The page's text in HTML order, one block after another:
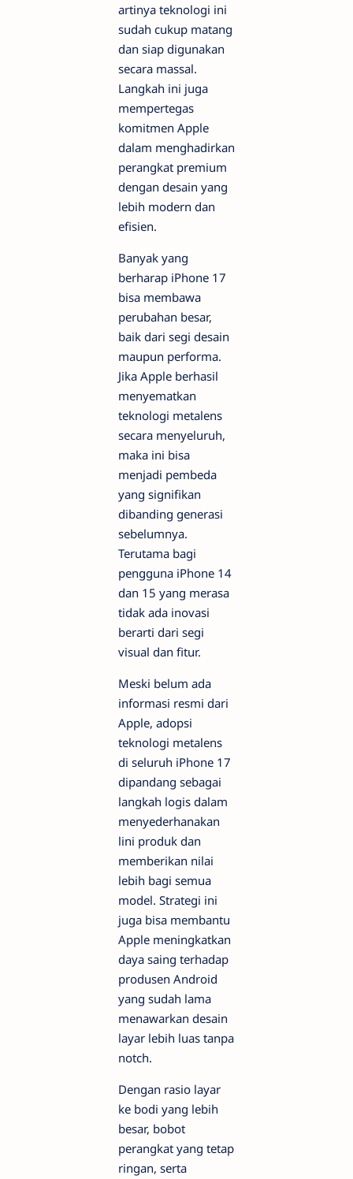
artinya teknologi ini
sudah cukup matang
dan siap digunakan
secara massal.
Langkah ini juga
mempertegas
komitmen Apple
dalam menghadirkan
perangkat premium
dengan desain yang
lebih modern dan
efisien.
Banyak yang
berharap iPhone 17
bisa membawa
perubahan besar,
baik dari segi desain
maupun performa.
Jika Apple berhasil
menyematkan
teknologi metalens
secara menyeluruh,
maka ini bisa
menjadi pembeda
yang signifikan
dibanding generasi
sebelumnya.
Terutama bagi
pengguna iPhone 14
dan 15 yang merasa
tidak ada inovasi
berarti dari segi
visual dan fitur.
Meski belum ada
informasi resmi dari
Apple, adopsi
teknologi metalens
di seluruh iPhone 17
dipandang sebagai
langkah logis dalam
menyederhanakan
lini produk dan
memberikan nilai
lebih bagi semua
model. Strategi ini
juga bisa membantu
Apple meningkatkan
daya saing terhadap
produsen Android
yang sudah lama
menawarkan desain
layar lebih luas tanpa
notch.
Dengan rasio layar
ke bodi yang lebih
besar, bobot
perangkat yang tetap
ringan, serta